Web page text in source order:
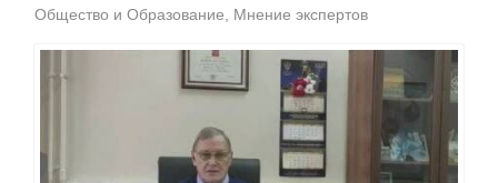
Общество и Образование
Мнение экспертов